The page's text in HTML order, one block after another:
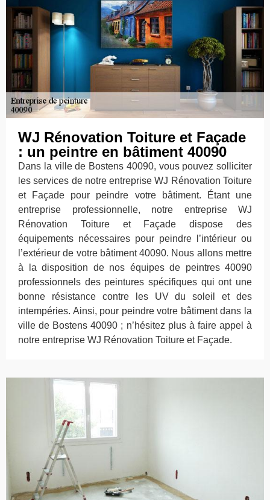
WJ Rénovation Toiture et Façade
: un peintre en bâtiment 40090
Dans la ville de Bostens 40090, vous pouvez solliciter
les services de notre entreprise WJ Rénovation Toiture
et Façade pour peindre votre bâtiment. Étant une
entreprise professionnelle, notre entreprise WJ
Rénovation Toiture et Façade dispose des
équipements nécessaires pour peindre l’intérieur ou
l’extérieur de votre bâtiment 40090. Nous allons mettre
à la disposition de nos équipes de peintres 40090
professionnels des peintures spécifiques qui ont une
bonne résistance contre les UV du soleil et des
intempéries. Ainsi, pour peindre votre bâtiment dans la
ville de Bostens 40090 ; n’hésitez plus à faire appel à
notre entreprise WJ Rénovation Toiture et Façade.